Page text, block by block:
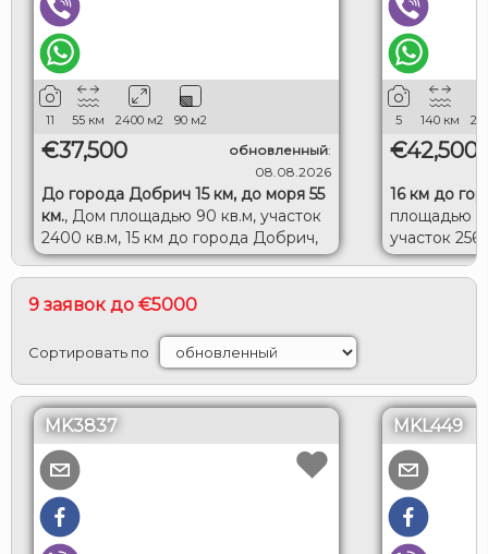
11 55 км 2400 м2 90 м2
€37,500 обновленный:
08.08.2026
До города Добрич 15 км, до моря 55
км., Дом площадью 90 кв.м, участок
2400 кв.м, 15 км до города Добрич,
55 км до моря.
5 140 км
€42,500
16 км до
площадью
участок
Исперих.
9 заявок до €5000
Сортировать по
MK3837 MKL449